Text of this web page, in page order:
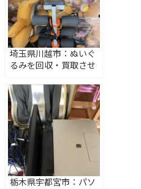
埼玉県川越市：ぬいぐ
るみを回収・買取させ
栃木県宇都宮市：パソ